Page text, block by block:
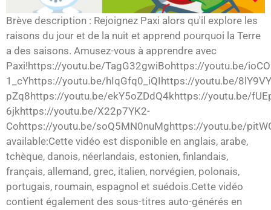
Brève description : Rejoignez Paxi alors qu'il explore les
raisons du jour et de la nuit et apprend pourquoi la Terre
a des saisons. Amusez-vous à apprendre avec
Paxi!https://youtu.be/TagG32gwiBohttps://youtu.be/
1_cYhttps://youtu.be/hIqGfq0_iQIhttps://youtu.be/
pZq8https://youtu.be/ekY5oZDdQ4khttps://youtu.be/
6jkhttps://youtu.be/X22p7YK2-
Cohttps://youtu.be/soQ5MN0nuMghttps://youtu.be/
available:Cette vidéo est disponible en anglais, arabe,
tchèque, danois, néerlandais, estonien, finlandais,
français, allemand, grec, italien, norvégien, polonais,
portugais, roumain, espagnol et suédois.Cette vidéo
contient également des sous-titres auto-générés en